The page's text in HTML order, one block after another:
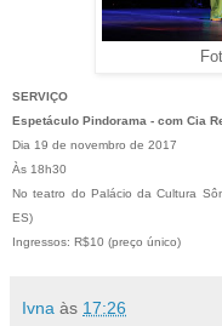
SERVIÇO
Espetáculo Pindorama - com Cia
Dia 19 de novembro de 2017
Às 18h30
No teatro do Palácio da Cultura
ES)
Ingressos: R$10 (preço único)
Ivna às 17:26